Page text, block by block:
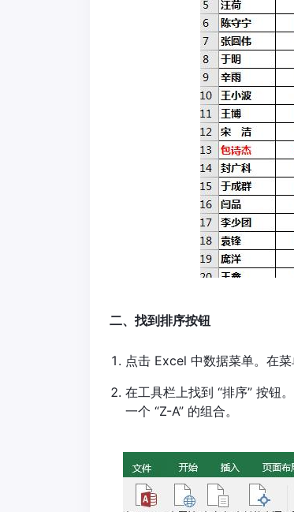
二、找到排序按钮
点击 Excel 中数据菜单。在菜
在工具栏上找到 “排序” 按钮
一个 “Z-A” 的组合。